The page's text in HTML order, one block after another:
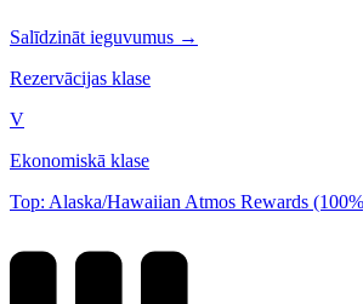
Salīdzināt ieguvumus →
Rezervācijas klase
V
Ekonomiskā klase
Top: Alaska/Hawaiian Atmos Rewards